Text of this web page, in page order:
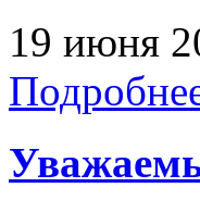
19 июня